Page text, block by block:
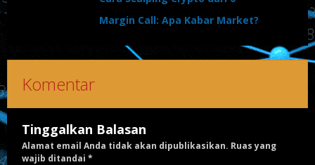
Margin Call: Apa Kabar Market?
Komentar
Tinggalkan Balasan
Alamat email Anda tidak akan dipublikasikan. Ruas yang
wajib ditandai *